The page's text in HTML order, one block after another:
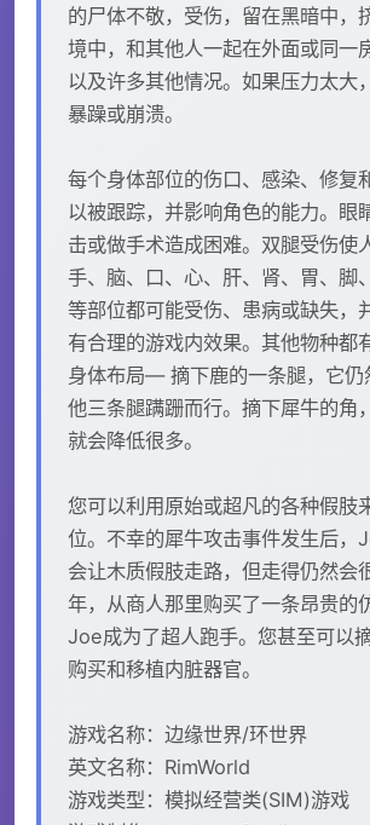
的尸体不敬，受伤，留在黑暗中，
境中，和其他人一起在外面或同一
以及许多其他情况。如果压力太大
暴躁或崩溃。
每个身体部位的伤口、感染、修复
以被跟踪，并影响角色的能力。眼
击或做手术造成困难。双腿受伤使
手、脑、口、心、肝、肾、胃、脚
等部位都可能受伤、患病或缺失，
有合理的游戏内效果。其他物种都
身体布局— 摘下鹿的一条腿，它仍
他三条腿蹒跚而行。摘下犀牛的角
就会降低很多。
您可以利用原始或超凡的各种假肢
位。不幸的犀牛攻击事件发生后
会让木质假肢走路，但走得仍然会
年，从商人那里购买了一条昂贵的
Joe成为了超人跑手。您甚至可以摘
购买和移植内脏器官。
游戏名称：边缘世界/环世界
英文名称：RimWorld
游戏类型：模拟经营类(SIM)游戏